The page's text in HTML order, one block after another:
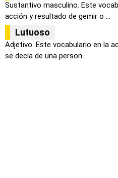
Sustantivo masculino. Este
acción y resultado de gemir o ...
Lutuoso
Adjetivo. Este vocabulario en la
se decía de una person...